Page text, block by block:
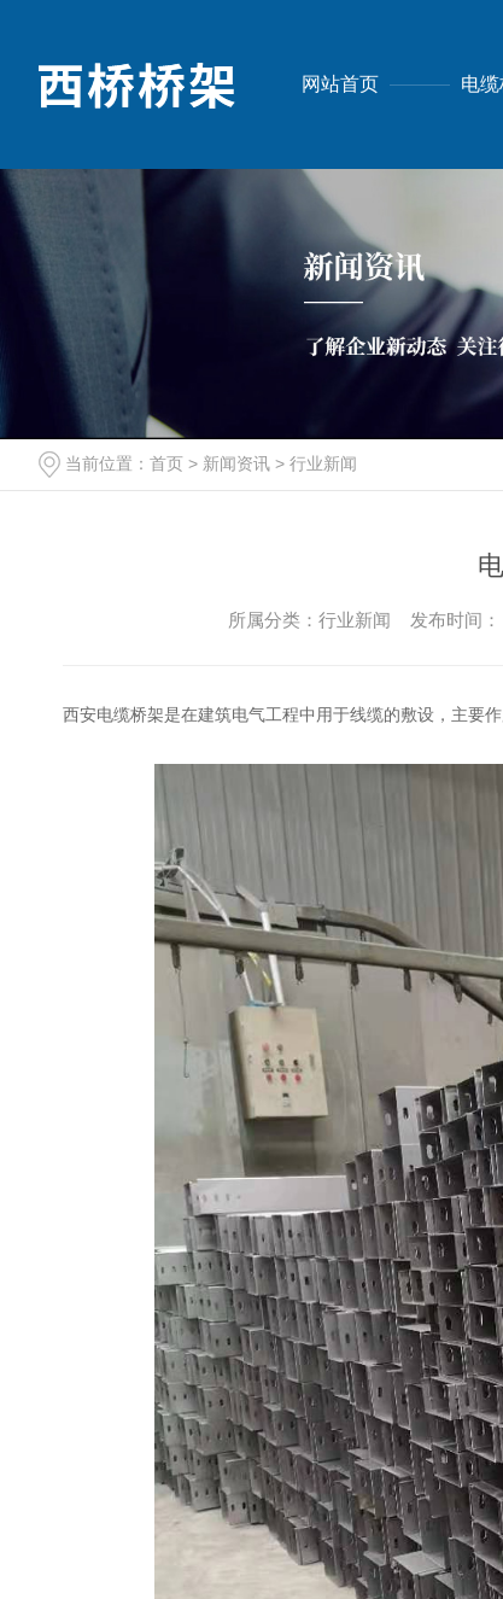
网站首页 电
当前位置： 首页 > 新闻资讯 > 行业新闻
所属分类：行业新闻 发布时间
西安电缆桥架是在建筑电气工程中用于线缆的敷设，主要